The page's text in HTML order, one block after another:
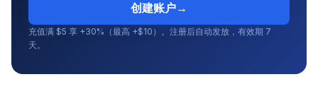
创建账户→
充值满 $5 享 +30%（最高 +$10）。注册后自动发放，有效期 7
天。